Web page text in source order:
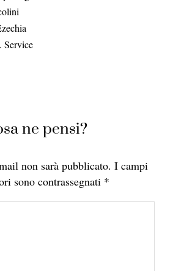
Service
ne pensi?
non sarà pubblicato. I campi
sono contrassegnati *